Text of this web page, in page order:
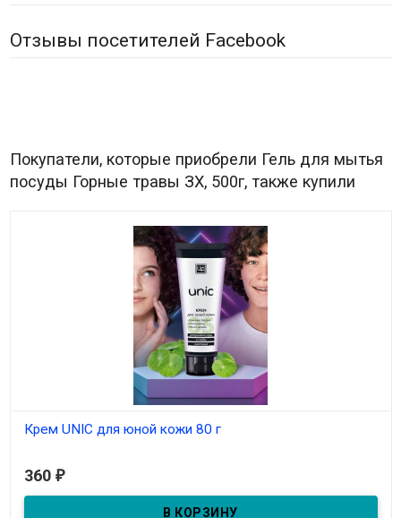
Отзывы посетителей Facebook
Покупатели, которые приобрели Гель для мытья
посуды Горные травы ЗХ, 500г, также купили
Крем UNIC для юной кожи 80 г
360 ₽